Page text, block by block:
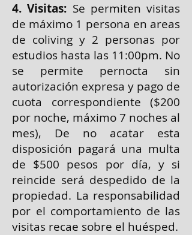
4. Visitas: Se permiten visitas
de máximo 1 persona en areas
de coliving y 2 personas por
estudios hasta las 11:00pm. No
se permite pernocta sin
autorización expresa y pago de
cuota correspondiente ($200
por noche, máximo 7 noches al
mes), De no acatar esta
disposición pagará una multa
de $500 pesos por día, y si
reincide será despedido de la
propiedad. La responsabilidad
por el comportamiento de las
visitas recae sobre el huésped.